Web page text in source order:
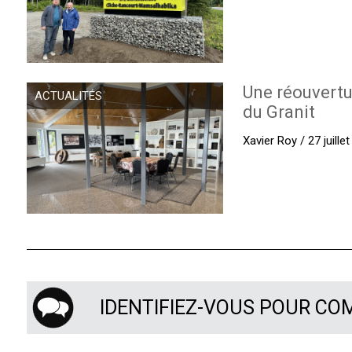
ACTUALITÉS
Une
du Granit
Xavier Roy / 27
IDENTIFIEZ-VOUS POUR